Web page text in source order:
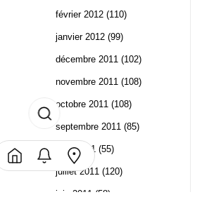
février 2012 (110)
janvier 2012 (99)
décembre 2011 (102)
novembre 2011 (108)
octobre 2011 (108)
septembre 2011 (85)
août 2011 (55)
juillet 2011 (120)
juin 2011 (58)